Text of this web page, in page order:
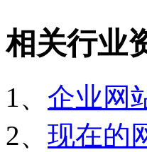
相关行业
1、 企业网
2、 现在的